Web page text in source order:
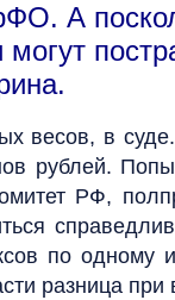
А
весов, в
рублей.
РФ,
по одному
разница